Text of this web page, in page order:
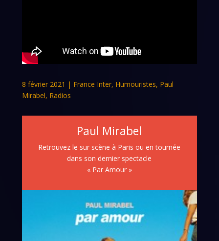
8 février 2021 | France Inter, Humouristes, Paul
Mirabel, Radios
Paul Mirabel
Retrouvez le sur scène à Paris ou en tournée
dans son dernier spectacle
« Par Amour »